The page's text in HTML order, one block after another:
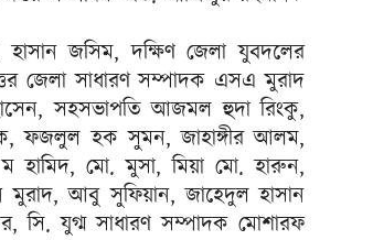
হাসান জসিম, দক্ষিণ জেলা যুবদলের
জেলা সাধারণ সম্পাদক এসএ মুরাদ
সহসভাপতি আজমল হুদা রিংকু,
হক সুমন, জাহাঙ্গীর আলম,
হামিদ, মো. মুসা, মিয়া মো. হারুন,
মুরাদ, আবু সুফিয়ান, জাহেদুল হাসান
সি. যুগ্ম সাধারণ সম্পাদক মোশারফ